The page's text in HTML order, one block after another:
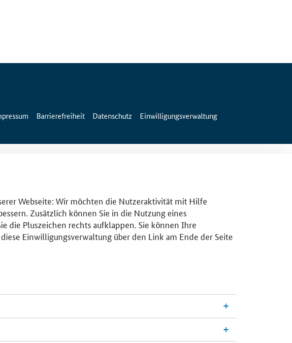
Barrierefreiheit Datenschutz Einwilligungsverwaltung
Webseite: Wir möchten die Nutzeraktivität mit Hilfe
Zusätzlich können Sie in die Nutzung eines
die Pluszeichen rechts aufklappen. Sie können Ihre
Einwilligungsverwaltung über den Link am Ende der Seite